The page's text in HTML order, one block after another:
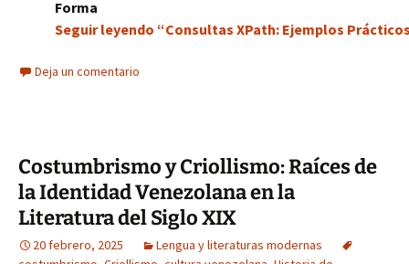
Forma
Seguir leyendo “Consultas XPath: Ejemplos
Deja un comentario
Costumbrismo y Criollismo: Raíces de
la Identidad Venezolana en la
Literatura del Siglo XIX
20 febrero, 2025
Lengua y literaturas modernas